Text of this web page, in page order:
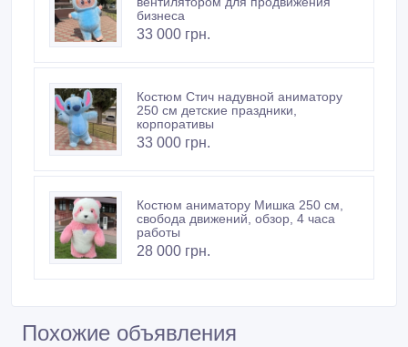
бизнеса
33 000 грн.
Костюм Стич надувной аниматору
250 см детские праздники,
корпоративы
33 000 грн.
Костюм аниматору Мишка 250 см,
свобода движений, обзор, 4 часа
работы
28 000 грн.
Похожие объявления